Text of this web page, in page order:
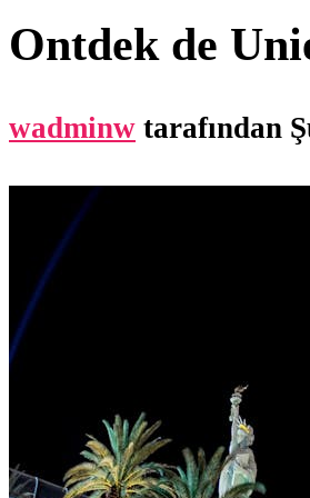
Ontdek de
wadminw tarafından